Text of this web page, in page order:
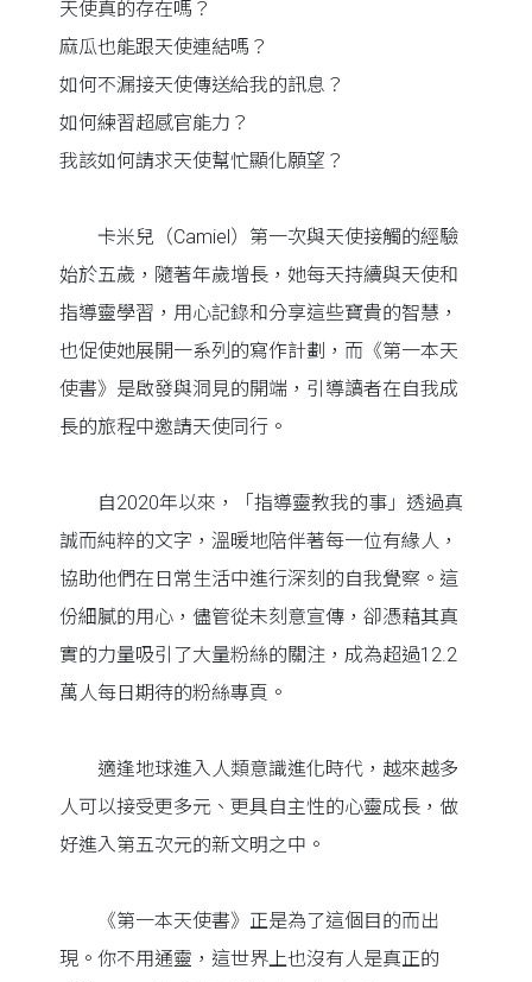
天使真的存在嗎？
麻瓜也能跟天使連結嗎？
如何不漏接天使傳送給我的訊息？
如何練習超感官能力？
我該如何請求天使幫忙顯化願望？
卡米兒（Camiel）第一次與天使接觸的經驗
始於五歲，隨著年歲增長，她每天持續與天使和
指導靈學習，用心記錄和分享這些寶貴的智慧，
也促使她展開一系列的寫作計劃，而《第一本天
使書》是啟發與洞見的開端，引導讀者在自我成
長的旅程中邀請天使同行。
自2020年以來，「指導靈教我的事」透過真
誠而純粹的文字，溫暖地陪伴著每一位有緣人，
協助他們在日常生活中進行深刻的自我覺察。這
份細膩的用心，儘管從未刻意宣傳，卻憑藉其真
實的力量吸引了大量粉絲的關注，成為超過12.2
萬人每日期待的粉絲專頁。
適逢地球進入人類意識進化時代，越來越多
人可以接受更多元、更具自主性的心靈成長，做
好進入第五次元的新文明之中。
《第一本天使書》正是為了這個目的而出
現。你不用通靈，這世界上也沒有人是真正的